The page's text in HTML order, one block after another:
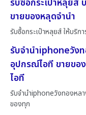
ขายของหลุดจำนำ
รับซื้อกระเป๋าหลุยส์ ให้บริก
รับจำนำiphoneวัง
อุปกรณ์ไอที ขายขอ
ไอที
รับจำนำiphoneวังทองหลา
ของทุก